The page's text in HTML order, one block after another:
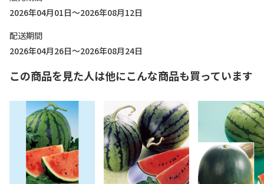
2026年04月01日～2026年08月12日
配送期間
2026年04月26日～2026年08月24日
この商品を見た人は他にこんな商品も買っています